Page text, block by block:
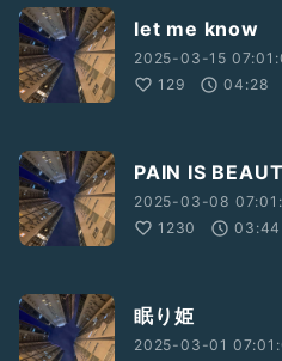
let me know
2025-03-15
129
04:28
PAIN IS
2025-03-08
1230
03:44
眠り姫
2025-03-01